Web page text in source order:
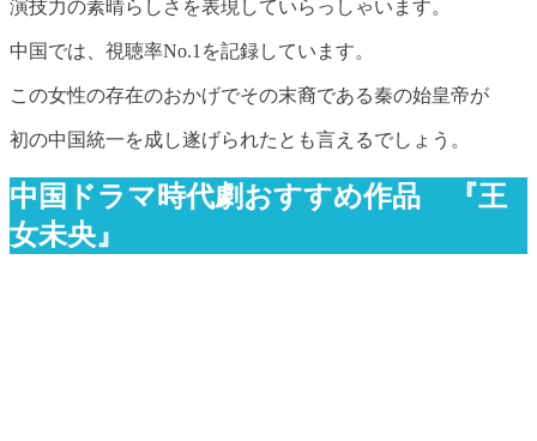
演技力の素晴らしさを表現していらっしゃいます。
中国では、視聴率No.1を記録しています。
この女性の存在のおかげでその末裔である秦の始皇帝が
初の中国統一を成し遂げられたとも言えるでしょう。
中国ドラマ時代劇おすすめ作品 『王
女未央』